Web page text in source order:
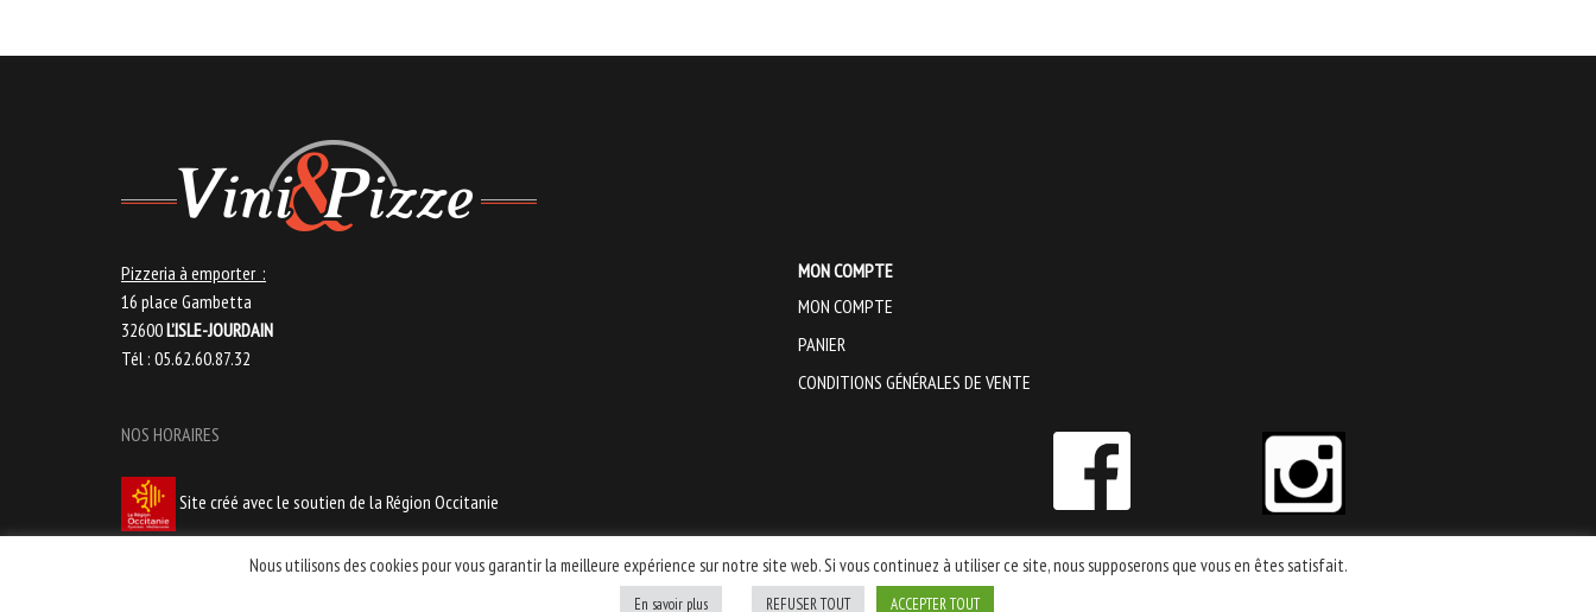
Pizzeria à emporter :
16 place Gambetta
32600L’ISLE-JOURDAIN
Tél : 05.62.60.87.32
MON COMPTE
MON COMPTE
PANIER
CONDITIONS GÉNÉRALES DE VENTE
NOS HORAIRES
Site créé avec le soutien de la Région Occitanie
Nous utilisons des cookies pour vous garantir la meilleure expérience sur notre site web. Si vous continuez à utiliser ce site, nous supposerons que vous en êtes satisfait.
En savoir plus REFUSER TOUT ACCEPTER TOUT